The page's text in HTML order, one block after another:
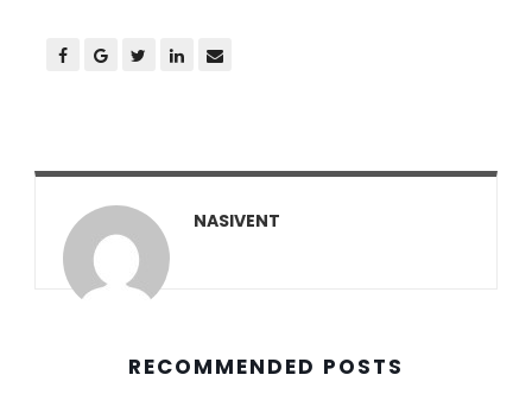
NASIVENT
RECOMMENDED POSTS